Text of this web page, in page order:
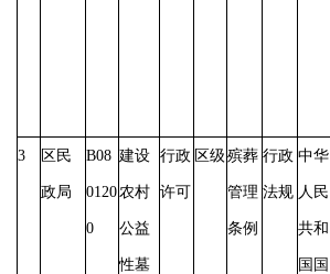
3 区民
政局
B08
0120
0
建设
农村
公益
性墓
行政
许可
区级 殡葬
管理
条例
行政
法规
中华
人民
共和
国国